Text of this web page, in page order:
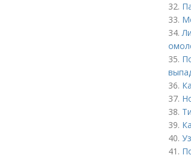
32.
33.
34.
35.
36.
37.
38.
39.
40.
41.